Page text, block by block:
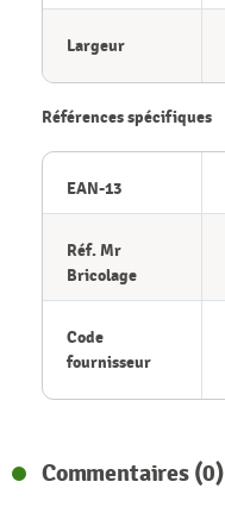
Largeur
Références spécifiques
EAN-13
Réf. Mr
Bricolage
Code
fournisseur
Commentaires (0)